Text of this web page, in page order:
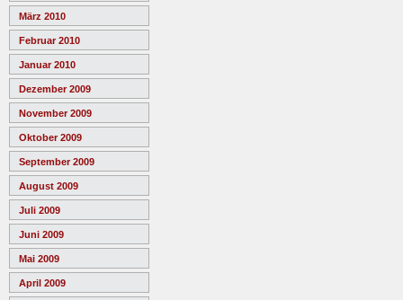
März 2010
Februar 2010
Januar 2010
Dezember 2009
November 2009
Oktober 2009
September 2009
August 2009
Juli 2009
Juni 2009
Mai 2009
April 2009